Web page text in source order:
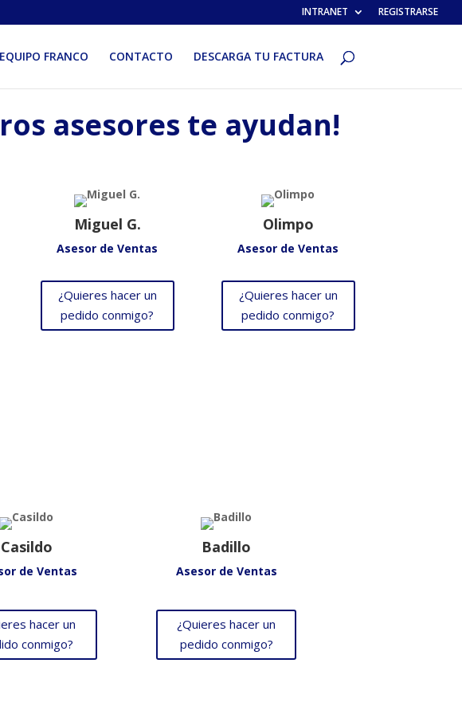
INTRANET REGISTRARSE
EQUIPO FRANCO CONTACTO DESCARGA TU FACTURA
asesores te ayudan!
Miguel G.
Asesor de Ventas
¿Quieres hacer un
pedido conmigo?
Olimpo
Asesor de Ventas
¿Quieres hacer un
pedido conmigo?
Casildo
de Ventas
hacer un
conmigo?
Badillo
Asesor de Ventas
¿Quieres hacer un
pedido conmigo?